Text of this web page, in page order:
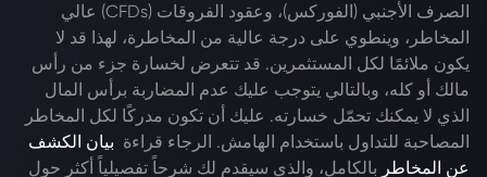
الصرف الأجنبي (الفوركس)، وعقود الفروقات (CFDs) عالي
المخاطر، وينطوي على درجة عالية من المخاطرة، لهذا قد لا
يكون ملائمًا لكل المستثمرين. قد تتعرض لخسارة جزء من رأس
مالك أو كله، وبالتالي يتوجب عليك عدم المضاربة برأس المال
الذي لا يمكنك تحمّل خسارته. عليك أن تكون مدركًا لكل المخاطر
المصاحبة للتداول باستخدام الهامش. الرجاء قراءة بيان الكشف
عن المخاطر بالكامل، والذي سيقدم لك شرحاً تفصيلياً أكثر حول